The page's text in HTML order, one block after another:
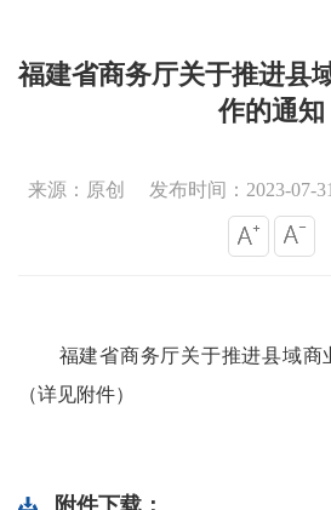
福建省商务厅关于推进县
作的通知
来源：原创 发布时间：2023-07-
福建省商务厅关于推进县域商
（详见附件）
附件下载：